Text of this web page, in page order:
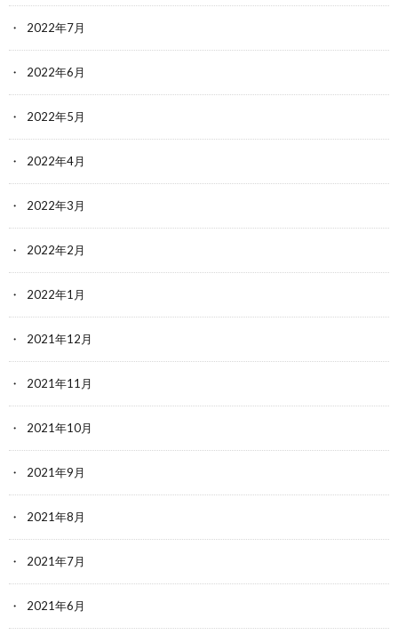
2022年7月
2022年6月
2022年5月
2022年4月
2022年3月
2022年2月
2022年1月
2021年12月
2021年11月
2021年10月
2021年9月
2021年8月
2021年7月
2021年6月